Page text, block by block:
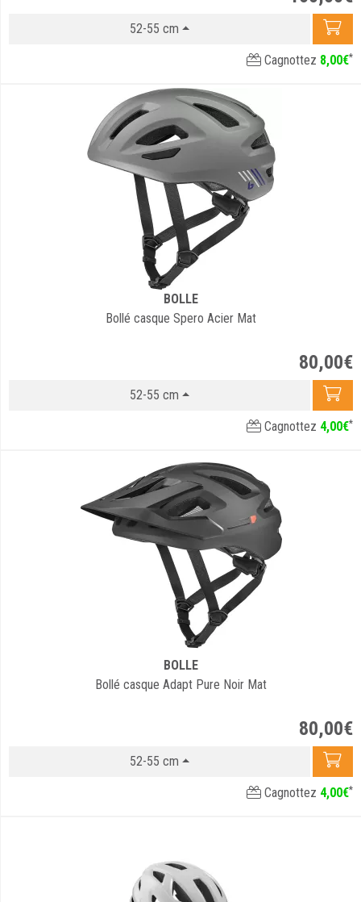
52-55 cm
Cagnottez 8,00€*
BOLLE
Bollé casque Spero Acier Mat
80,00€
52-55 cm
Cagnottez 4,00€*
BOLLE
Bollé casque Adapt Pure Noir Mat
80,00€
52-55 cm
Cagnottez 4,00€*